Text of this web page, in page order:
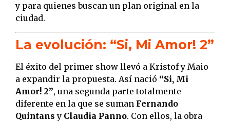
y para quienes buscan un plan original en la
ciudad.
La evolución: “Si, Mi Amor! 2”
El éxito del primer show llevó a Kristof y Maio
a expandir la propuesta. Así nació “Si, Mi
Amor! 2”, una segunda parte totalmente
diferente en la que se suman Fernando
Quintans y Claudia Panno. Con ellos, la obra